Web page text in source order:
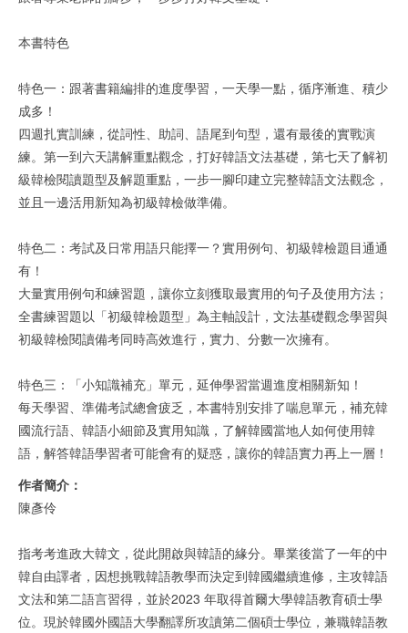
本書特色
特色一：跟著書籍編排的進度學習，一天學一點，循序漸進、積少
成多！
四週扎實訓練，從詞性、助詞、語尾到句型，還有最後的實戰演
練。第一到六天講解重點觀念，打好韓語文法基礎，第七天了解初
級韓檢閱讀題型及解題重點，一步一腳印建立完整韓語文法觀念，
並且一邊活用新知為初級韓檢做準備。
特色二：考試及日常用語只能擇一？實用例句、初級韓檢題目通通
有！
大量實用例句和練習題，讓你立刻獲取最實用的句子及使用方法；
全書練習題以「初級韓檢題型」為主軸設計，文法基礎觀念學習與
初級韓檢閱讀備考同時高效進行，實力、分數一次擁有。
特色三：「小知識補充」單元，延伸學習當週進度相關新知！
每天學習、準備考試總會疲乏，本書特別安排了喘息單元，補充韓
國流行語、韓語小細節及實用知識，了解韓國當地人如何使用韓
語，解答韓語學習者可能會有的疑惑，讓你的韓語實力再上一層！
作者簡介：
陳彥伶
指考考進政大韓文，從此開啟與韓語的緣分。畢業後當了一年的中
韓自由譯者，因想挑戰韓語教學而決定到韓國繼續進修，主攻韓語
文法和第二語言習得，並於2023 年取得首爾大學韓語教育碩士學
位。現於韓國外國語大學翻譯所攻讀第二個碩士學位，兼職韓語教